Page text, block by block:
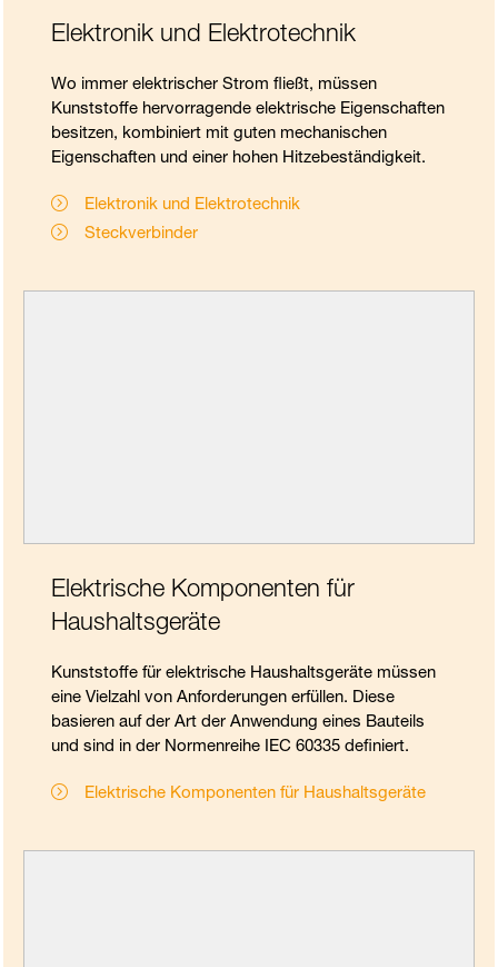
Elektronik und Elektrotechnik
Wo immer elektrischer Strom fließt, müssen
Kunststoffe hervorragende elektrische Eigenschaften
besitzen, kombiniert mit guten mechanischen
Eigenschaften und einer hohen Hitzebeständigkeit.
Elektronik und Elektrotechnik
Steckverbinder
Elektrische Komponenten für
Haushaltsgeräte
Kunststoffe für elektrische Haushaltsgeräte müssen
eine Vielzahl von Anforderungen erfüllen. Diese
basieren auf der Art der Anwendung eines Bauteils
und sind in der Normenreihe IEC 60335 definiert.
Elektrische Komponenten für Haushaltsgeräte